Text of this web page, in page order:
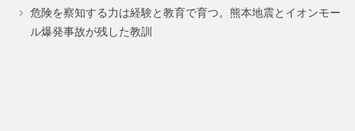
ジ
ジ
危険を察知する力は経験と教育で育つ。熊本地震とイオンモー
ル爆発事故が残した教訓